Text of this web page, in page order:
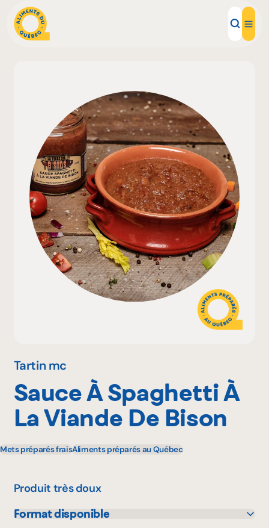
Aliments d'ici
Recettes
Inspirations d'ici
Restaurants
Institutions
À propos
EN
Tartin mc
Sauce À Spaghetti À
La Viande De Bison
Mets préparés fraisAliments préparés au Québec
Produit très doux
Format disponible